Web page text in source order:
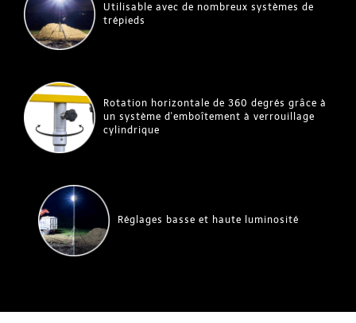
Utilisable avec de nombreux systèmes de
trépieds
Rotation horizontale de 360 degrés grâce à
un système d'emboîtement à verrouillage
cylindrique
Réglages basse et haute luminosité